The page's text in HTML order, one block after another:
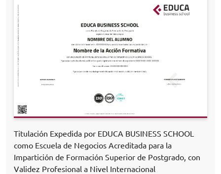
Titulación Expedida por EDUCA BUSINESS SCHOOL
como Escuela de Negocios Acreditada para la
Impartición de Formación Superior de Postgrado, con
Validez Profesional a Nivel Internacional